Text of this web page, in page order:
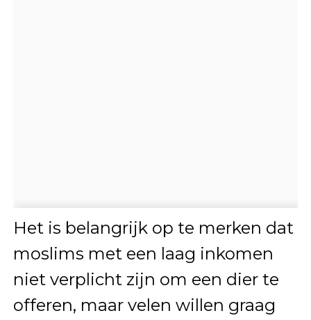
Het is belangrijk op te merken dat
moslims met een laag inkomen
niet verplicht zijn om een dier te
offeren, maar velen willen graag